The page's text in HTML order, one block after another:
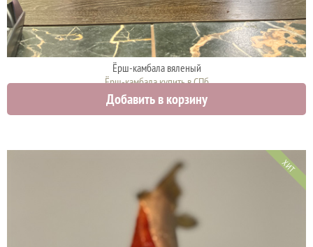
Ёрш-камбала вяленый
Ёрш-камбала купить в СПб
2000 руб.
Добавить в корзину
ХИТ